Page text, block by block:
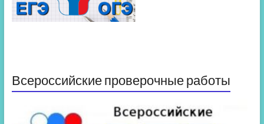
Всероссийские проверочные работы